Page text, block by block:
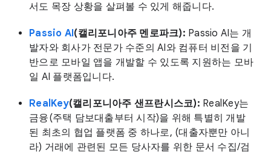
서도 목장 상황을 살펴볼 수 있게 해줍니다.
Passio AI(캘리포니아주 멘로파크): Passio AI는 개
발자와 회사가 전문가 수준의 AI와 컴퓨터 비전을 기
반으로 모바일 앱을 개발할 수 있도록 지원하는 모바
일 AI 플랫폼입니다.
RealKey(캘리포니아주 샌프란시스코): RealKey는
금융(주택 담보대출부터 시작)을 위해 특별히 개발
된 최초의 협업 플랫폼 중 하나로, (대출자뿐만 아니
라) 거래에 관련된 모든 당사자를 위한 문서 수집/검